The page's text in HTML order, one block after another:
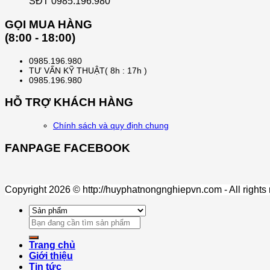
GỌI MUA HÀNG
(8:00 - 18:00)
0985.196.980
TƯ VẤN KỸ THUẬT( 8h : 17h )
0985.196.980
HỖ TRỢ KHÁCH HÀNG
Chính sách và quy định chung
FANPAGE FACEBOOK
Copyright 2026 © http://huyphatnongnghiepvn.com - All rights
Search
for:
Trang chủ
Giới thiệu
Tin tức